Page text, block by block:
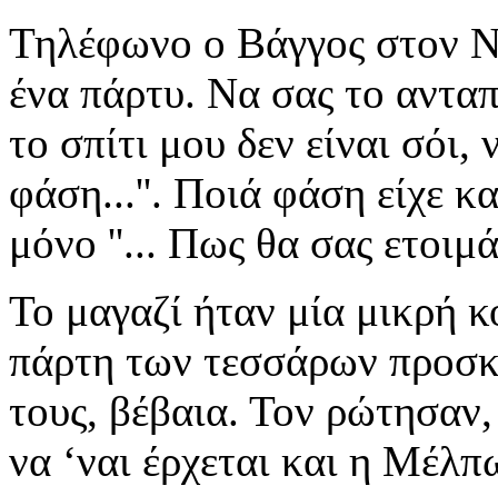
Τηλέφωνο ο Βάγγος στον
ένα πάρτυ. Να σας το
το σπίτι μου δεν είναι σόι,
φάση...''. Ποιά φάση είχε
μόνο ''... Πως θα σας
Το μαγαζί ήταν μία μικρή
πάρτη των τεσσάρων
τους, βέβαια. Τον
να ‘ναι έρχεται και η